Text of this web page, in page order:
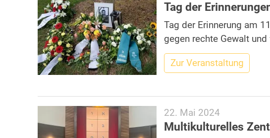
Tag der
Tag der Erinnerung am
gegen rechte Gewalt
Zur Veranstaltung
22. Mai 2024
Multikulturelles